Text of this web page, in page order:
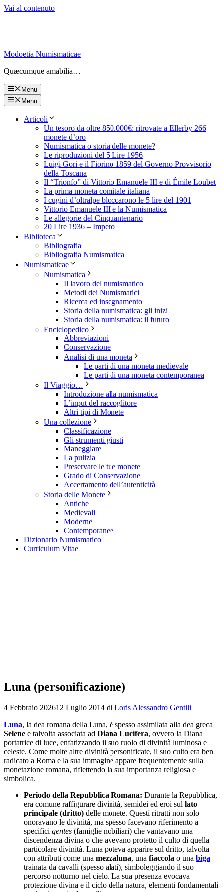
Vai al contenuto
Modoetia Numismaticae
Quæcumque amabilia…
Menu
Menu
Articoli
Un tesoro da oltre 850.000€: ritrovate a Ellerby 266
monete d’oro
Numismatica o storia delle monete?
Le riproduzioni del 5 Lire 1956
Luigi Gori e il Fiorino 1859 del Governo Provvisorio
della Toscana
Il “Trionfo” di Vittorio Emanuele III e di Émile Loubet
La prima moneta comitale italiana
I cugini d’oltralpe bloccarono le 5 lire del 1901
Vittorio Emanuele III e la Numismatica
Le allegorie del Cinquantenario
20 Lire 1936 – Impero
Biblioteca
Bibliografia
Bibliografia Numismatica
Numismaticae
Numismatica
Il lavoro del numismatico
Metodi dei Numismatici
Ricerca ed insegnamento
Storia della numismatica: gli inizi
Storia della numismatica: il futuro
Enciclopedico
Abbreviazioni
Conservazione
Analisi di una moneta
Le parti di una moneta medievale
Le parti di una moneta contemporanea
Il Viaggio…
Introduzione alla numismatica
L’input del raccoglitore
Altri tipi di Monete
Una collezione
Classificazione
Gli strumenti giusti
Maneggiare
La pulizia
Preservare le tue monete
Grado di Conservazione
Accertamento dell’autenticità
Storia delle Monete
Antiche
Medievali
Moderne
Contemporanee
Dizionario Numismatico
Curriculum Vitae
Luna (personificazione)
4 Febbraio 202612 Luglio 2014 di Loris Alessandro Gentili
Luna, la dea romana della Luna, è spesso assimilata alla dea greca
Selene e talvolta associata ad Diana Lucifera, ovvero la Diana
portatrice di luce, enfatizzando il suo ruolo di divinità luminosa e
celeste. Come molte altre divinità personificate, il suo culto era ben
radicato a Roma e la sua immagine appare frequentemente sulla
monetazione romana, riflettendo la sua importanza religiosa e
simbolica.
Periodo della Repubblica Romana: Durante la Repubblica,
era comune raffigurare divinità, semidei ed eroi sul lato
principale (dritto) delle monete. Questi ritratti non solo
onoravano le divinità, ma spesso facevano riferimento a
specifici gentes (famiglie nobiliari) che vantavano una
discendenza divina o che avevano protetto il culto di quella
particolare divinità. Luna poteva apparire sul dritto, talvolta
con attributi come una mezzaluna, una fiaccola o una biga
trainata da cavalli (spesso alati), simboleggiando il suo
percorso notturno nel cielo. La sua presenza evocava
protezione divina e il ciclo della natura, elementi fondamentali